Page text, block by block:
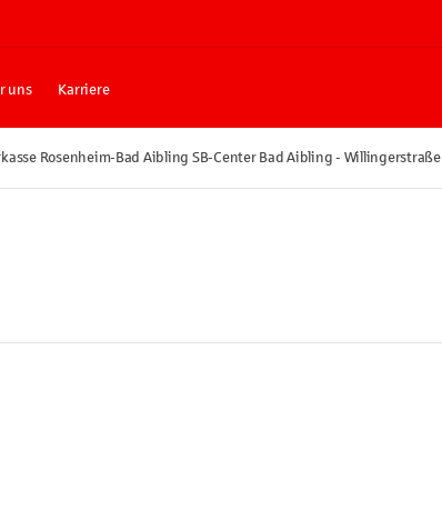
uns Karriere
Rosenheim-Bad Aibling SB-Center Bad Aibling - Willingerstraße